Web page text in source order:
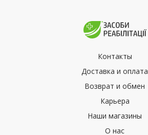
Контакты
Доставка и оплата
Возврат и обмен
Карьера
Наши магазины
О нас